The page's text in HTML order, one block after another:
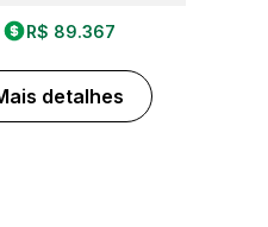
R$ 89.367
detalhes